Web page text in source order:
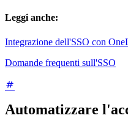
Leggi anche:
Integrazione dell'SSO con
Domande frequenti sull'SSO
Automatizzare